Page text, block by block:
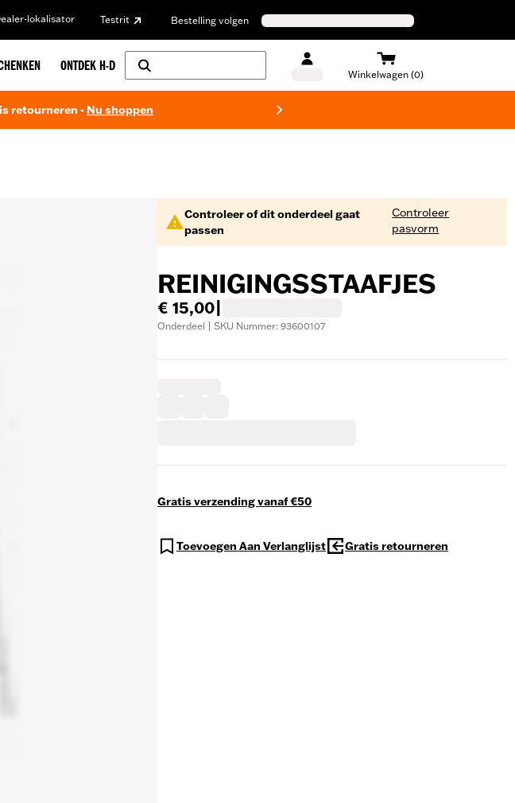
lokalisator Testrit Bestelling volgen
ONTDEK H-D
Winkelwagen (0)
retourneren - Nu shoppen
Controleer of dit onderdeel gaat
passen
Controleer
pasvorm
REINIGINGSSTAAFJES
€ 15,00
Onderdeel | SKU Nummer: 93600107
Gratis verzending vanaf €50
Toevoegen Aan Verlanglijst Gratis retourneren